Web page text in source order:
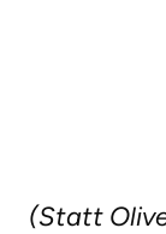
(Statt